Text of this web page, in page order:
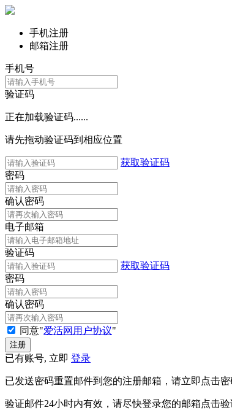
手机注册
邮箱注册
手机号
验证码
正在加载验证码......
请先拖动验证码到相应位置
获取验证码
密码
确认密码
电子邮箱
验证码
获取验证码
密码
确认密码
同意"爱活网用户协议"
已有账号, 立即 登录
已发送密码重置邮件到您的注册邮箱，请立即点击密
验证邮件24小时内有效，请尽快登录您的邮箱点击